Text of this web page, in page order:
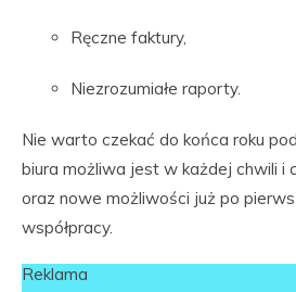
Ręczne faktury,
Niezrozumiałe raporty.
Nie warto czekać do końca roku
biura możliwa jest w każdej chwili i
oraz nowe możliwości już po
współpracy.
Reklama